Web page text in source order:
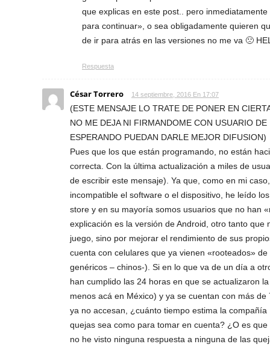
que explicas en este post.. pero
para continuar», o sea obligadamente quieren
de ir para atrás en las versiones no me va 🙁
Respuesta
César Torrero 14 septiembre, 2016 En 17:07
(ESTE MENSAJE LO TRATE DE PONER EN
NO ME DEJA NI FIRMANDOME CON USUARIO
ESPERANDO PUEDAN DARLE MEJOR DIFUSION)
Pues que los que están programando, no están
correcta. Con la última actualización a miles de
de escribir este mensaje). Ya que, como en mi
incompatible el software o el dispositivo, he leído
store y en su mayoría somos usuarios que no han
explicación es la versión de Android, otro tanto que
juego, sino por mejorar el rendimiento de sus
cuenta con celulares que ya vienen «rooteados»
genéricos – chinos-). Si en lo que va de un día a
han cumplido las 24 horas en que se actualizaron
menos acá en México) y ya se cuentan con más
ya no accesan, ¿cuánto tiempo estima la
quejas sea como para tomar en cuenta? ¿O es
no he visto ninguna respuesta a ninguna de las